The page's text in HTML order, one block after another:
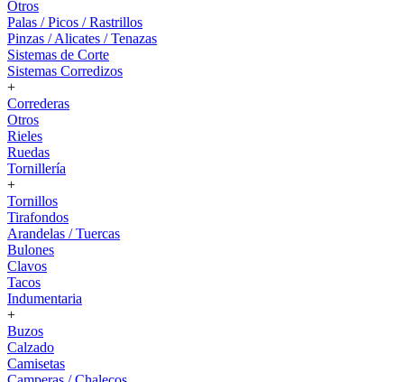
Otros
Palas / Picos / Rastrillos
Pinzas / Alicates / Tenazas
Sistemas de Corte
Sistemas Corredizos
+
Correderas
Otros
Rieles
Ruedas
Tornillería
+
Tornillos
Tirafondos
Arandelas / Tuercas
Bulones
Clavos
Tacos
Indumentaria
+
Buzos
Calzado
Camisetas